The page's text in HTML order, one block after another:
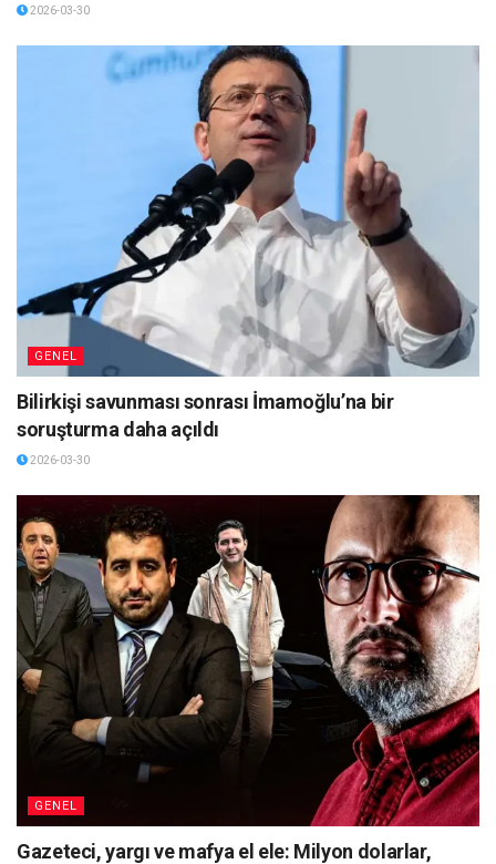
2026-03-30
GENEL
Bilirkişi savunması sonrası İmamoğlu’na bir
soruşturma daha açıldı
2026-03-30
GENEL
Gazeteci, yargı ve mafya el ele: Milyon dolarlar,